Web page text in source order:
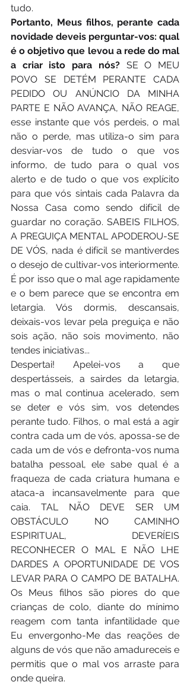
tudo.
Portanto, Meus filhos, perante cada
novidade deveis perguntar-vos: qual
é o objetivo que levou a rede do mal
a criar isto para nós? SE O MEU
POVO SE DETÉM PERANTE CADA
PEDIDO OU ANÚNCIO DA MINHA
PARTE E NÃO AVANÇA, NÃO REAGE,
esse instante que vós perdeis, o mal
não o perde, mas utiliza-o sim para
desviar-vos de tudo o que vos
informo, de tudo para o qual vos
alerto e de tudo o que vos explícito
para que vós sintais cada Palavra da
Nossa Casa como sendo difícil de
guardar no coração. SABEIS FILHOS,
A PREGUIÇA MENTAL APODEROU-SE
DE VÓS, nada é difícil se mantiverdes
o desejo de cultivar-vos interiormente.
É por isso que o mal age rapidamente
e o bem parece que se encontra em
letargia. Vós dormis, descansais,
deixais-vos levar pela preguiça e não
sois ação, não sois movimento, não
tendes iniciativas...
Despertai! Apelei-vos a que
despertásseis, a sairdes da letargia,
mas o mal continua acelerado, sem
se deter e vós sim, vos detendes
perante tudo. Filhos, o mal está a agir
contra cada um de vós, apossa-se de
cada um de vós e defronta-vos numa
batalha pessoal, ele sabe qual é a
fraqueza de cada criatura humana e
ataca-a incansavelmente para que
caia. TAL NÃO DEVE SER UM
OBSTÁCULO NO CAMINHO
ESPIRITUAL, DEVERÍEIS
RECONHECER O MAL E NÃO LHE
DARDES A OPORTUNIDADE DE VOS
LEVAR PARA O CAMPO DE BATALHA.
Os Meus filhos são piores do que
crianças de colo, diante do mínimo
reagem com tanta infantilidade que
Eu envergonho-Me das reações de
alguns de vós que não amadureceis e
permitis que o mal vos arraste para
onde queira.